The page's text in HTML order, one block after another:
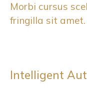
Morbi cursus
fringilla sit amet.
Intelligent